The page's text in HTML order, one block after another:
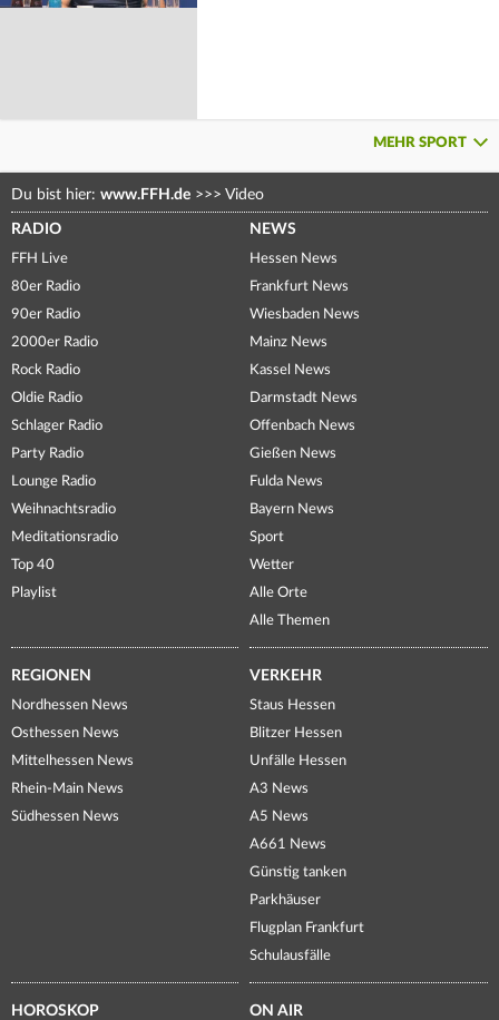
MEHR SPORT
Du bist hier: www.FFH.de >>> Video
RADIO
FFH Live
80er Radio
90er Radio
2000er Radio
Rock Radio
Oldie Radio
Schlager Radio
Party Radio
Lounge Radio
Weihnachtsradio
Meditationsradio
Top 40
Playlist
NEWS
Hessen News
Frankfurt News
Wiesbaden News
Mainz News
Kassel News
Darmstadt News
Offenbach News
Gießen News
Fulda News
Bayern News
Sport
Wetter
Alle Orte
Alle Themen
REGIONEN
Nordhessen News
Osthessen News
Mittelhessen News
Rhein-Main News
Südhessen News
VERKEHR
Staus Hessen
Blitzer Hessen
Unfälle Hessen
A3 News
A5 News
A661 News
Günstig tanken
Parkhäuser
Flugplan Frankfurt
Schulausfälle
HOROSKOP ON AIR